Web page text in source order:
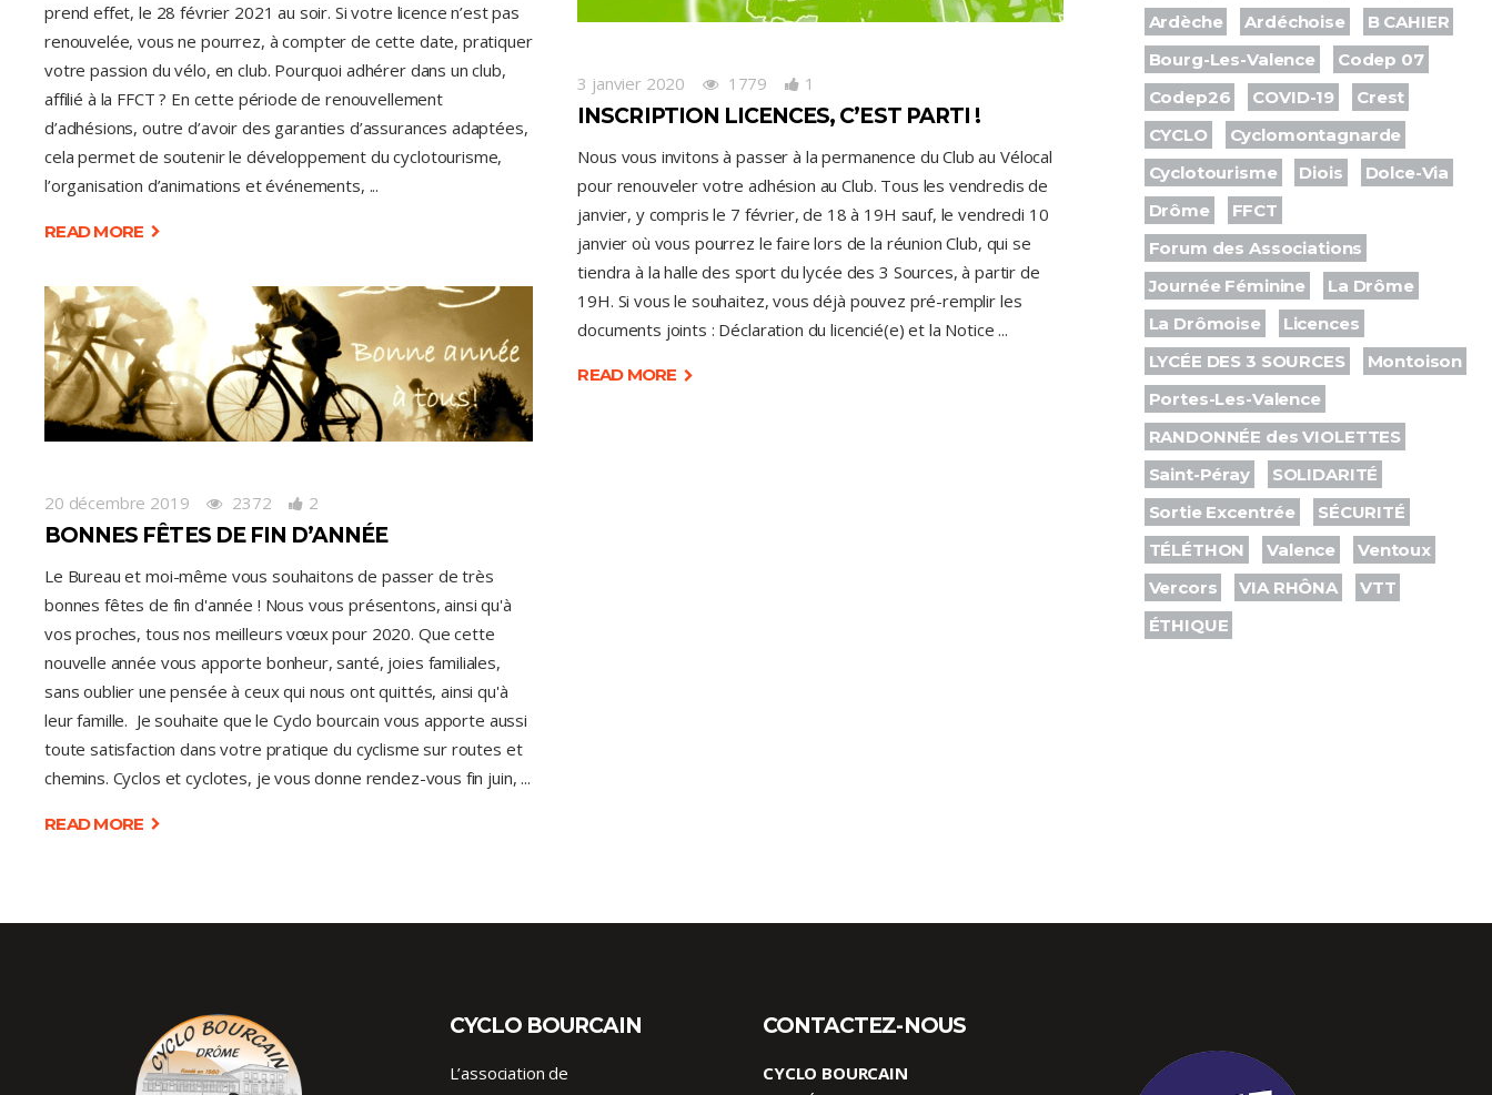
prend effet, le 28 février 2021 au soir. Si votre licence n’est pas
renouvelée, vous ne pourrez, à compter de cette date, pratiquer
votre passion du vélo, en club. Pourquoi adhérer dans un club,
affilié à la FFCT ? En cette période de renouvellement
d’adhésions, outre d’avoir des garanties d’assurances adaptées,
cela permet de soutenir le développement du cyclotourisme,
l’organisation d’animations et événements,
READ MORE
3 janvier 2020 1779 1
INSCRIPTION LICENCES, C’EST PARTI !
Nous vous invitons à passer à la permanence du Club au Vélocal
pour renouveler votre adhésion au Club. Tous les vendredis de
janvier, y compris le 7 février, de 18 à 19H sauf, le vendredi 10
janvier où vous pourrez le faire lors de la réunion Club, qui se
tiendra à la halle des sport du lycée des 3 Sources, à partir de
19H. Si vous le souhaitez, vous déjà pouvez pré-remplir les
documents joints : Déclaration du licencié(e) et la Notice
READ MORE
20 décembre 2019 2372 2
BONNES FÊTES DE FIN D’ANNÉE
Le Bureau et moi-même vous souhaitons de passer de très
bonnes fêtes de fin d'année ! Nous vous présentons, ainsi qu'à
vos proches, tous nos meilleurs vœux pour 2020. Que cette
nouvelle année vous apporte bonheur, santé, joies familiales,
sans oublier une pensée à ceux qui nous ont quittés, ainsi qu'à
leur famille. Je souhaite que le Cyclo bourcain vous apporte aussi
toute satisfaction dans votre pratique du cyclisme sur routes et
chemins. Cyclos et cyclotes, je vous donne rendez-vous fin juin,
READ MORE
Ardèche
Ardéchoise
B CAHIER
Bourg-Les-Valence
Codep 07
Codep26
COVID-19
Crest
CYCLO
Cyclomontagnarde
Cyclotourisme
Diois
Dolce-Via
Drôme
FFCT
Forum des Associations
Journée Féminine
La Drôme
La Drômoise
Licences
LYCÉE DES 3 SOURCES
Montoison
Portes-Les-Valence
RANDONNÉE des VIOLETTES
Saint-Péray
SOLIDARITÉ
Sortie Excentrée
SÉCURITÉ
TÉLÉTHON
Valence
Ventoux
Vercors
VIA RHÔNA
VTT
ÉTHIQUE
CYCLO BOURCAIN
L’association de
CONTACTEZ-NOUS
CYCLO BOURCAIN